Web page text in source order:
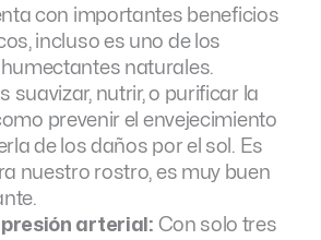
con importantes beneficios
incluso es uno de los
naturales.
suavizar, nutrir, o purificar la
prevenir el envejecimiento
de los daños por el sol. Es
nuestro rostro, es muy buen
presión arterial: Con solo tres